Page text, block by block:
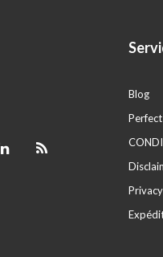
Blog